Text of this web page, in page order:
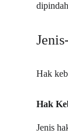
Hak
Hak
Jenis